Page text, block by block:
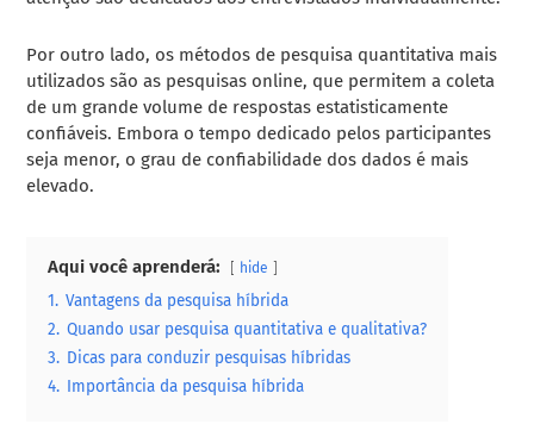
Por outro lado, os métodos de pesquisa quantitativa mais
utilizados são as pesquisas online, que permitem a coleta
de um grande volume de respostas estatisticamente
confiáveis. Embora o tempo dedicado pelos participantes
seja menor, o grau de confiabilidade dos dados é mais
elevado.
Aqui você aprenderá: hide
1. Vantagens da pesquisa híbrida
2. Quando usar pesquisa quantitativa e qualitativa?
3. Dicas para conduzir pesquisas híbridas
4. Importância da pesquisa híbrida